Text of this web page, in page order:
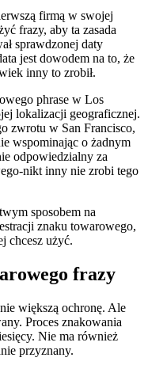
firmą w swojej
frazy, aby ta zasada
sprawdzonej daty
jest dowodem na to, że
inny to zrobił.
phrase w Los
lokalizacji geograficznej.
zwrotu w San Francisco,
wspominając o żadnym
odpowiedzialny za
nikt inny nie zrobi tego
sposobem na
znaku towarowego,
chcesz użyć.
frazy
większą ochronę. Ale
Proces znakowania
Nie ma również
przyznany.